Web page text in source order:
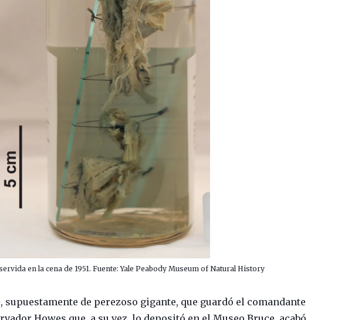
en la cena de 1951. Fuente: Yale Peabody Museum of Natural History
supuestamente de perezoso gigante, que guardó el comandante